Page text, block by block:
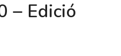
– Edició